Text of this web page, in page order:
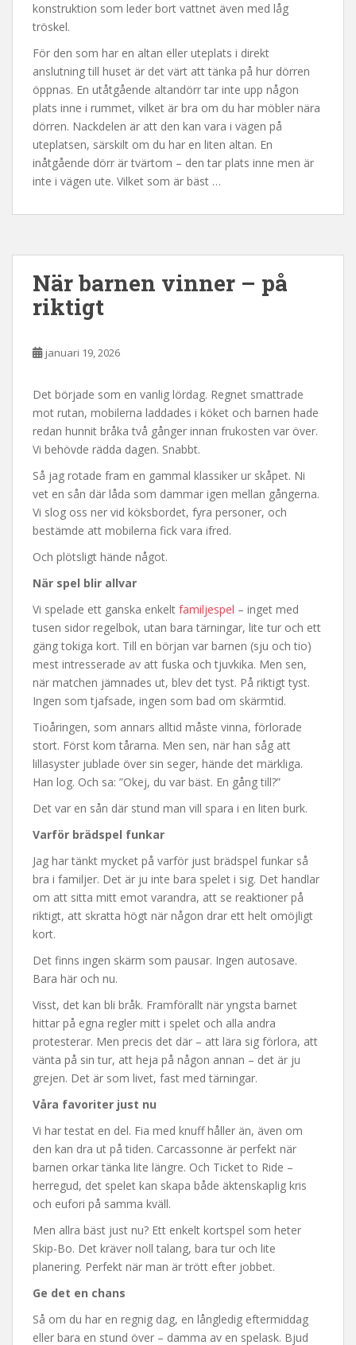
konstruktion som leder bort vattnet även med låg
tröskel.
För den som har en altan eller uteplats i direkt
anslutning till huset är det värt att tänka på hur dörren
öppnas. En utåtgående altandörr tar inte upp någon
plats inne i rummet, vilket är bra om du har möbler nära
dörren. Nackdelen är att den kan vara i vägen på
uteplatsen, särskilt om du har en liten altan. En
inåtgående dörr är tvärtom – den tar plats inne men är
inte i vägen ute. Vilket som är bäst …
När barnen vinner – på
riktigt
januari 19, 2026
Det började som en vanlig lördag. Regnet smattrade
mot rutan, mobilerna laddades i köket och barnen hade
redan hunnit bråka två gånger innan frukosten var över.
Vi behövde rädda dagen. Snabbt.
Så jag rotade fram en gammal klassiker ur skåpet. Ni
vet en sån där låda som dammar igen mellan gångerna.
Vi slog oss ner vid köksbordet, fyra personer, och
bestämde att mobilerna fick vara ifred.
Och plötsligt hände något.
När spel blir allvar
Vi spelade ett ganska enkelt familjespel – inget med
tusen sidor regelbok, utan bara tärningar, lite tur och ett
gäng tokiga kort. Till en början var barnen (sju och tio)
mest intresserade av att fuska och tjuvkika. Men sen,
när matchen jämnades ut, blev det tyst. På riktigt tyst.
Ingen som tjafsade, ingen som bad om skärmtid.
Tioåringen, som annars alltid måste vinna, förlorade
stort. Först kom tårarna. Men sen, när han såg att
lillasyster jublade över sin seger, hände det märkliga.
Han log. Och sa: ”Okej, du var bäst. En gång till?”
Det var en sån där stund man vill spara i en liten burk.
Varför brädspel funkar
Jag har tänkt mycket på varför just brädspel funkar så
bra i familjer. Det är ju inte bara spelet i sig. Det handlar
om att sitta mitt emot varandra, att se reaktioner på
riktigt, att skratta högt när någon drar ett helt omöjligt
kort.
Det finns ingen skärm som pausar. Ingen autosave.
Bara här och nu.
Visst, det kan bli bråk. Framförallt när yngsta barnet
hittar på egna regler mitt i spelet och alla andra
protesterar. Men precis det där – att lära sig förlora, att
vänta på sin tur, att heja på någon annan – det är ju
grejen. Det är som livet, fast med tärningar.
Våra favoriter just nu
Vi har testat en del. Fia med knuff håller än, även om
den kan dra ut på tiden. Carcassonne är perfekt när
barnen orkar tänka lite längre. Och Ticket to Ride –
herregud, det spelet kan skapa både äktenskaplig kris
och eufori på samma kväll.
Men allra bäst just nu? Ett enkelt kortspel som heter
Skip-Bo. Det kräver noll talang, bara tur och lite
planering. Perfekt när man är trött efter jobbet.
Ge det en chans
Så om du har en regnig dag, en långledig eftermiddag
eller bara en stund över – damma av en spelask. Bjud